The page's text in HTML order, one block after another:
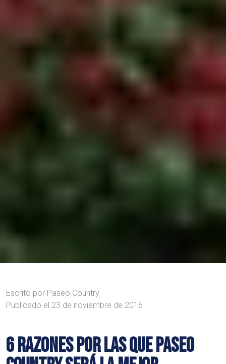
Escrito por Paseo Country
Publicado el 23 de noviembre de 2016
6 RAZONES POR LAS QUE PASEO